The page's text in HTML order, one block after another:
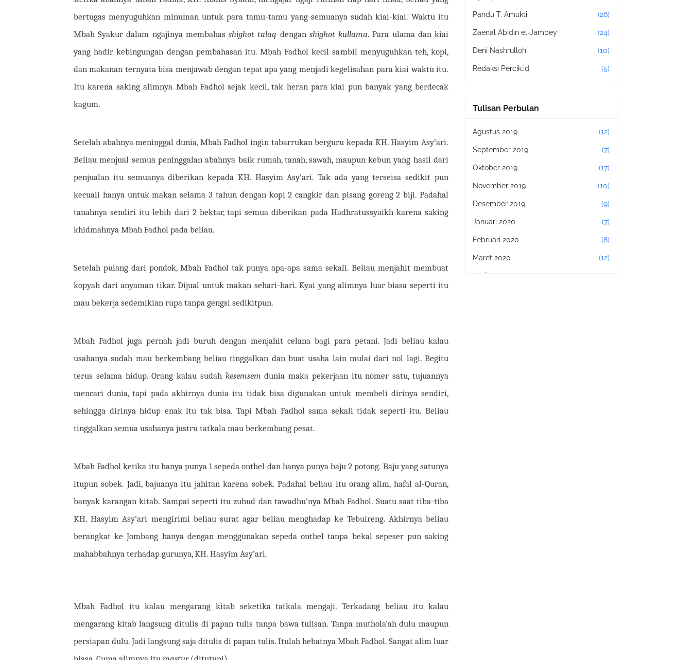
bertugas menyuguhkan minuman untuk para tamu-tamu yang semuanya sudah kiai-kiai. Waktu itu
Mbah Syakur dalam ngajinya membahasshighot talaq dengan shighot kullama. Para ulama dan kiai
yang hadir kebingungan dengan pembahasan itu. Mbah Fadhol kecil sambil menyuguhkan teh, kopi,
dan makanan ternyata bisa menjawab dengan tepat apa yang menjadi kegelisahan para kiai waktu itu.
Itu karena saking alimnya Mbah Fadhol sejak kecil, tak heran para kiai pun banyak yang berdecak
kagum.
Setelah abahnya meninggal dunia, Mbah Fadhol ingin tabarrukan berguru kepada KH. Hasyim Asy’ari.
Beliau menjual semua peninggalan abahnya baik rumah, tanah, sawah, maupun kebun yang hasil dari
penjualan itu semuanya diberikan kepada KH. Hasyim Asy’ari. Tak ada yang terseisa sedikit pun
kecuali hanya untuk makan selama 3 tahun dengan kopi 2 cangkir dan pisang goreng 2 biji. Padahal
tanahnya sendiri itu lebih dari 2 hektar, tapi semua diberikan pada Hadhratussyaikh karena saking
khidmahnya Mbah Fadhol pada beliau.
Setelah pulang dari pondok, Mbah Fadhol tak punya apa-apa sama sekali. Beliau menjahit membuat
kopyah dari anyaman tikar. Dijual untuk makan sehari-hari. Kyai yang alimnya luar biasa seperti itu
mau bekerja sedemikian rupa tanpa gengsi sedikitpun.
Mbah Fadhol juga pernah jadi buruh dengan menjahit celana bagi para petani. Jadi beliau kalau
usahanya sudah mau berkembang beliau tinggalkan dan buat usaha lain mulai dari nol lagi. Begitu
terus selama hidup. Orang kalau sudah kesemsem dunia maka pekerjaan itu nomer satu, tujuannya
mencari dunia, tapi pada akhirnya dunia itu tidak bisa digunakan untuk membeli dirinya sendiri,
sehingga dirinya hidup enak itu tak bisa. Tapi Mbah Fadhol sama sekali tidak seperti itu. Beliau
tinggalkan semua usahanya justru tatkala mau berkembang pesat.
Mbah Fadhol ketika itu hanya punya 1 sepeda onthel dan hanya punya baju 2 potong. Baju yang satunya
itupun sobek. Jadi, bajuanya itu jahitan karena sobek. Padahal beliau itu orang alim, hafal al-Quran,
banyak karangan kitab. Sampai seperti itu zuhud dan tawadhu’nya Mbah Fadhol. Suatu saat tiba-tiba
KH. Hasyim Asy’ari mengirimi beliau surat agar beliau menghadap ke Tebuireng. Akhirnya beliau
berangkat ke Jombang hanya dengan menggunakan sepeda onthel tanpa bekal sepeser pun saking
mahabbahnya terhadap gurunya, KH. Hasyim Asy’ari.
Mbah Fadhol itu kalau mengarang kitab seketika tatkala mengaji. Terkadang beliau itu kalau
mengarang kitab langsung ditulis di papan tulis tanpa bawa tulisan. Tanpa muthola’ah dulu maupun
persiapan dulu. Jadi langsung saja ditulis di papan tulis. Itulah hebatnya Mbah Fadhol. Sangat alim luar
Pandu T. Amukti (26)
Zaenal Abidin el-Jambey (24)
Deni Nashrulloh (10)
Redaksi Percik.id (5)
Tulisan Perbulan
Agustus 2019 (12)
September 2019 (7)
Oktober 2019 (17)
November 2019 (10)
Desember 2019 (9)
Januari 2020 (7)
Februari 2020 (8)
Maret 2020 (12)
April 2020